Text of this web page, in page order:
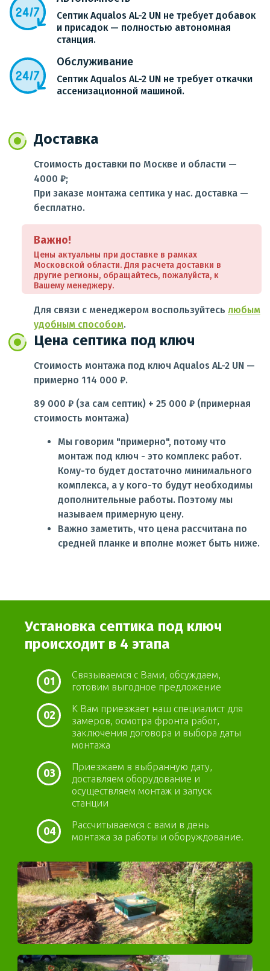
Септик Aqualos AL-2 UN не требует добавок
и присадок — полностью автономная
станция.
Обслуживание
Септик Aqualos AL-2 UN не требует откачки
ассенизационной машиной.
Доставка
Стоимость доставки по Москве и области —
4000 ₽;
При заказе монтажа септика у нас. доставка —
бесплатно.
Важно!
Цены актуальны при доставке в рамках
Московской области. Для расчета доставки в
другие регионы, обращайтесь, пожалуйста, к
Вашему менеджеру.
Для связи с менеджером воспользуйтесь любым
удобным способом.
Цена септика под ключ
Стоимость монтажа под ключ Aqualos AL-2 UN —
примерно 114 000 ₽.
89 000 ₽ (за сам септик) + 25 000 ₽ (примерная
стоимость монтажа)
Мы говорим "примерно", потому что
монтаж под ключ - это комплекс работ.
Кому-то будет достаточно минимального
комплекса, а у кого-то будут необходимы
дополнительные работы. Поэтому мы
называем примерную цену.
Важно заметить, что цена рассчитана по
средней планке и вполне может быть ниже.
Установка септика под ключ
происходит в 4 этапа
01
Связываемся с Вами, обсуждаем,
готовим выгодное предложение
02
К Вам приезжает наш специалист для
замеров, осмотра фронта работ,
заключения договора и выбора даты
монтажа
03
Приезжаем в выбранную дату,
доставляем оборудование и
осуществляем монтаж и запуск
станции
04
Рассчитываемся с вами в день
монтажа за работы и оборуждование.